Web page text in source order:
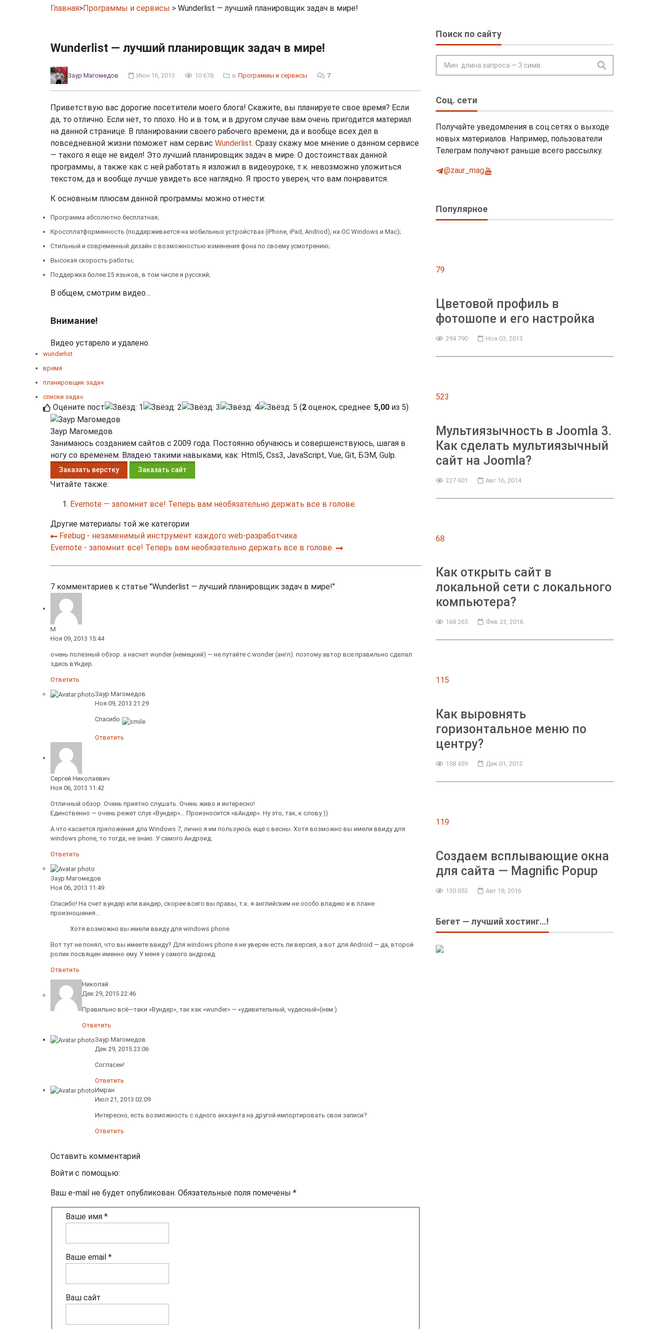
О жизни Хостинг Устройства и гаджеты Полезные советы
Цели и достижения
Главная>Программы и сервисы > Wunderlist — лучший планировщик задач в мире!
Wunderlist — лучший планировщик задач в мире!
Заур Магомедов Июн 16, 2013 10 678 в Программы и сервисы 7
Приветствую вас дорогие посетители моего блога! Скажите, вы планируете свое время? Если
да, то отлично. Если нет, то плохо. Но и в том, и в другом случае вам очень пригодится материал
на данной странице. В планировании своего рабочего времени, да и вообще всех дел в
повседневной жизни поможет нам сервис Wunderlist. Сразу скажу мое мнение о данном сервисе
— такого я еще не видел! Это лучший планировщик задач в мире. О достоинствах данной
программы, а также как с ней работать я изложил в видеоуроке, т.к. невозможно уложиться
текстом, да и вообще лучше увидеть все наглядно. Я просто уверен, что вам понравится.
К основным плюсам данной программы можно отнести:
Программа абсолютно бесплатная;
Кроссплатформенность (поддерживается на мобильных устройствах (iPhone, iPad, Andriod), на ОС Windows и Mac);
Стильный и современный дизайн с возможностью изменения фона по своему усмотрению;
Высокая скорость работы;
Поддержка более 25 языков, в том числе и русский;
В общем, смотрим видео…
Внимание!
Видео устарело и удалено.
wunderlist
время
планировщик задач
списки задач
Оцените пост (2 оценок, среднее: 5,00 из 5)
Заур Магомедов
Занимаюсь созданием сайтов с 2009 года. Постоянно обучаюсь и совершенствуюсь, шагая в
ногу со временем. Владею такими навыками, как: Html5, Css3, JavaScript, Vue, Git, БЭМ, Gulp.
Заказать верстку Заказать сайт
Читайте также:
Evernote — запомнит все! Теперь вам необязательно держать все в голове.
Другие материалы той же категории
Firebug - незаменимый инструмент каждого web-разработчика
Evernote - запомнит все! Теперь вам необязательно держать все в голове.
7 комментариев к статье "Wunderlist — лучший планировщик задач в мире!"
M
Ноя 09, 2013 15:44
очень полезный обзор. а насчет wunder (немецкий) — не путайте с wonder (англ). поэтому автор все правильно сделал
здесь вУндер.
Ответить
Заур Магомедов
Ноя 09, 2013 21:29
Спасибо
Ответить
Сергей Николаевич
Ноя 06, 2013 11:42
Отличный обзор. Очень приятно слушать. Очень живо и интересно!
Единственно — очень режет слух «Вундер»… Произносится «вАндер». Ну это, так, к слову ))
А что касается приложения дла Windows 7, лично я им пользуюсь ещё с весны. Хотя возможно вы имели ввиду для
windows phone, то тогда, не знаю. У самого Андроид.
Ответить
Заур Магомедов
Ноя 06, 2013 11:49
Спасибо! На счет вундер или вандер, скорее всего вы правы, т.к. я английским не особо владею и в плане
произношения…
Хотя возможно вы имели ввиду для windows phone
Вот тут не понял, что вы имеете ввиду? Для windows phone я не уверен есть ли версия, а вот для Android — да, второй
ролик посвящен именно ему. У меня у самого андроид.
Ответить
Николай
Дек 29, 2015 22:46
Правильно всё—таки «Вундер», так как «wunder» — «удивительный, чудесный»(нем.)
Ответить
Заур Магомедов
Дек 29, 2015 23:06
Согласен!
Ответить
Имран
Июл 21, 2013 02:09
Интересно, есть возможность с одного аккаунта на другой импортировать свои записи?
Ответить
Оставить комментарий
Войти с помощью:
Ваш e-mail не будет опубликован. Обязательные поля помечены *
Ваше имя *
Ваше email *
Ваш сайт
Поиск по сайту
Соц. сети
Получайте уведомления в соц.сетях о выходе
новых материалов. Например, пользователи
Телеграм получают раньше всего рассылку.
@zaur_mag
Популярное
79
Цветовой профиль в
фотошопе и его настройка
294 790 Ноя 03, 2013
523
Мультиязычность в Joomla 3.
Как сделать мультиязычный
сайт на Joomla?
227 601 Авг 16, 2014
68
Как открыть сайт в
локальной сети с локального
компьютера?
168 265 Фев 23, 2016
115
Как выровнять
горизонтальное меню по
центру?
158 459 Дек 01, 2012
119
Создаем всплывающие окна
для сайта — Magnific Popup
130 053 Авг 18, 2016
Бегет — лучший хостинг…!